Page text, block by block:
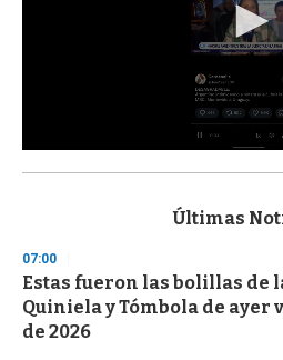
s
d
s
o
f
3
Últimas
07:00
Estas fueron las bolillas de
Quiniela y Tómbola de ayer
de 2026